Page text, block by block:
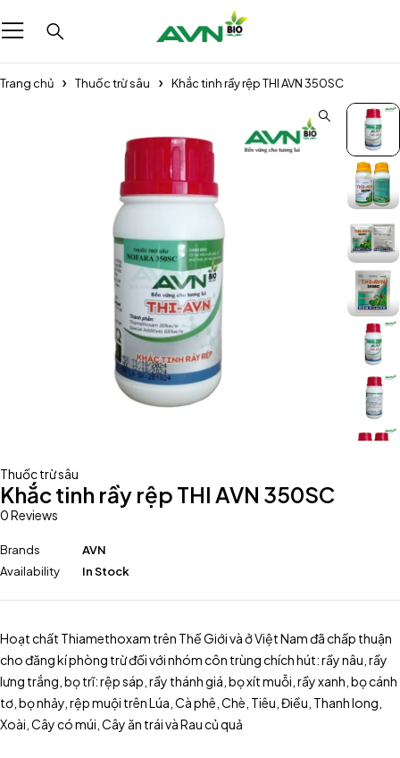
Trang chủ Thuốc trừ sâu Khắc tinh rầy rệp THI AVN 350SC
Thuốc trừ sâu
Khắc tinh rầy rệp THI AVN 350SC
0 Reviews
Brands
AVN
Availability
In Stock
Hoạt chất Thiamethoxam trên Thế Giới và ở Việt Nam đã chấp thuận
cho đăng kí phòng trừ đối với nhóm côn trùng chích hút: rầy nâu, rầy
lưng trắng, bọ trĩ: rệp sáp, rầy thánh giá, bọ xít muỗi, rầy xanh, bọ cánh
tơ, bọ nhảy, rệp muội trên Lúa, Cà phê, Chè, Tiêu, Điều, Thanh long,
Xoài, Cây có múi, Cây ăn trái và Rau củ quả